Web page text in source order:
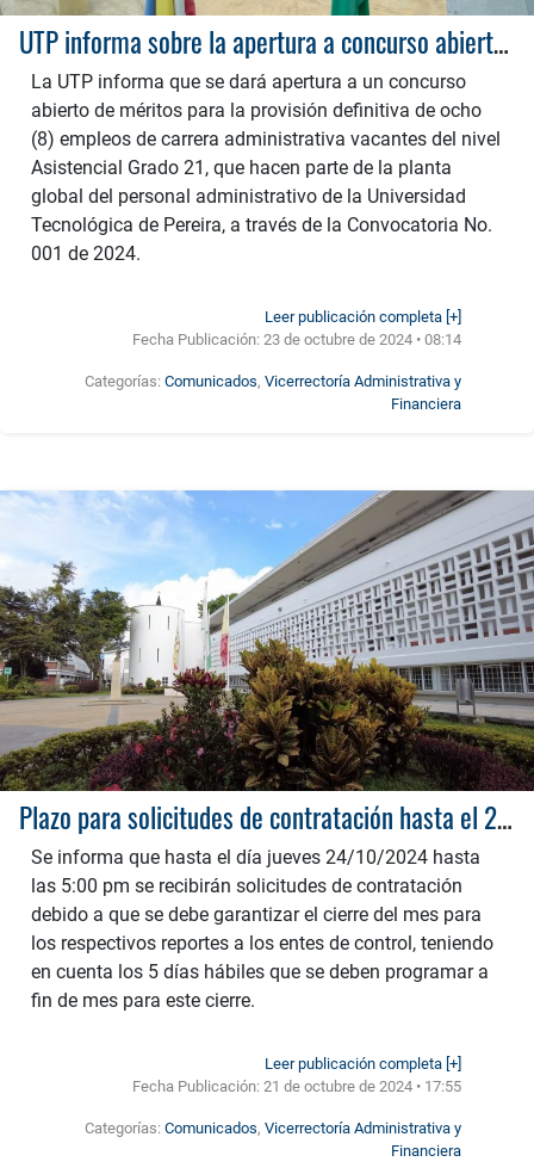
UTP informa sobre la apertura a concurso abierto de méritos
La UTP informa que se dará apertura a un concurso
abierto de méritos para la provisión definitiva de ocho
(8) empleos de carrera administrativa vacantes del nivel
Asistencial Grado 21, que hacen parte de la planta
global del personal administrativo de la Universidad
Tecnológica de Pereira, a través de la Convocatoria No.
001 de 2024.
Leer publicación completa [+]
Fecha Publicación:23 de octubre de 2024 • 08:14
Categorías:Comunicados,Vicerrectoría Administrativa y
Financiera
Plazo para solicitudes de contratación hasta el 24 de octubre por cierre mensual de procesos
Se informa que hasta el día jueves 24/10/2024 hasta
las 5:00 pm se recibirán solicitudes de contratación
debido a que se debe garantizar el cierre del mes para
los respectivos reportes a los entes de control, teniendo
en cuenta los 5 días hábiles que se deben programar a
fin de mes para este cierre.
Leer publicación completa [+]
Fecha Publicación:21 de octubre de 2024 • 17:55
Categorías:Comunicados,Vicerrectoría Administrativa y
Financiera